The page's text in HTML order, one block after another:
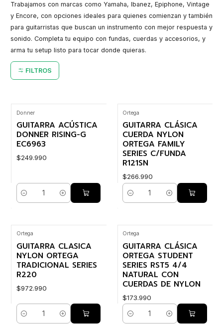
Trabajamos con marcas como Yamaha, Ibanez, Epiphone, Vintage
y Encore, con opciones ideales para quienes comienzan y también
para guitarristas que buscan un instrumento con mejor respuesta y
sonido. Completa tu equipo con fundas, cuerdas y accesorios, y
arma tu setup listo para tocar donde quieras.
FILTROS
Donner
GUITARRA ACÚSTICA
DONNER RISING-G
EC6963
$249.990
Cantidad
Ortega
GUITARRA CLÁSICA
CUERDA NYLON
ORTEGA FAMILY
SERIES C/FUNDA
R121SN
$266.990
Cantidad
Ortega
GUITARRA CLASICA
NYLON ORTEGA
TRADICIONAL SERIES
R220
$972.990
Cantidad
Ortega
GUITARRA CLÁSICA
ORTEGA STUDENT
SERIES RST5 4/4
NATURAL CON
CUERDAS DE NYLON
$173.990
Cantidad